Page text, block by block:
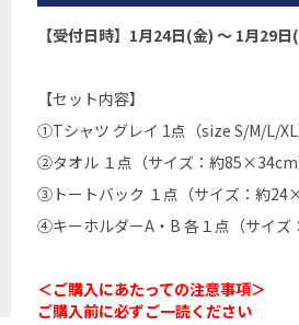
【受付日時】1月24日(金) 〜 1月29
【セット内容】
①Tシャツ グレイ 1点（size S/M/L/XL
②タオル １点（サイズ：約85×34cm
③トートバック １点（サイズ：約
④キーホルダーA・B 各１点（サイズ
＜ご購入にあたっての注意事項＞
ご購入前に必ずご一読ください